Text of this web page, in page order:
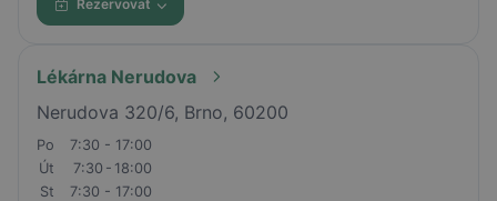
Rezervovat
Lékárna Nerudova
Nerudova 320/6, Brno, 60200
Po
7:30 - 17:00
Út
7:30 - 18:00
St
7:30 - 17:00